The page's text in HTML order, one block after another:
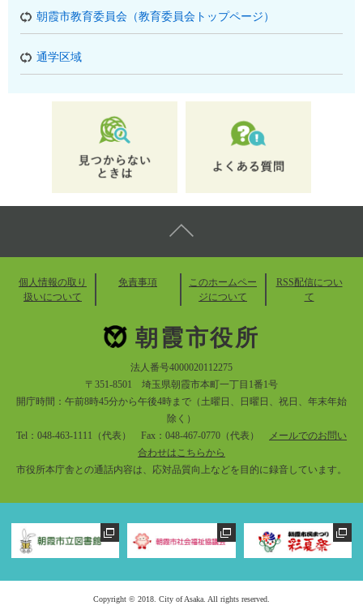
朝霞市教育委員会（教育委員会トップページ）
通学区域
個人情報の取り
扱いについて
免責事項
このホームペー
ジについて
RSS配信につい
て
朝霞市役所
法人番号4000020112275
〒351-8501 埼玉県朝霞市本町一丁目1番1号
開庁時間：午前8時45分から午後4時まで（土曜日、日曜日、祝日、年末年始
除く）
Tel：048-463-1111（代表） Fax：048-467-0770（代表）
メールでのお問い
合わせはこちらから
市役所本庁舎との通話内容は、応対品質向上などを目的に録音しています。
Copyright © 2018. City of Asaka. All rights reserved.